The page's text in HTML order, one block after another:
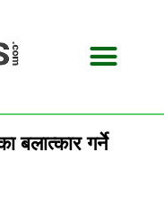
बलात्कार गर्ने